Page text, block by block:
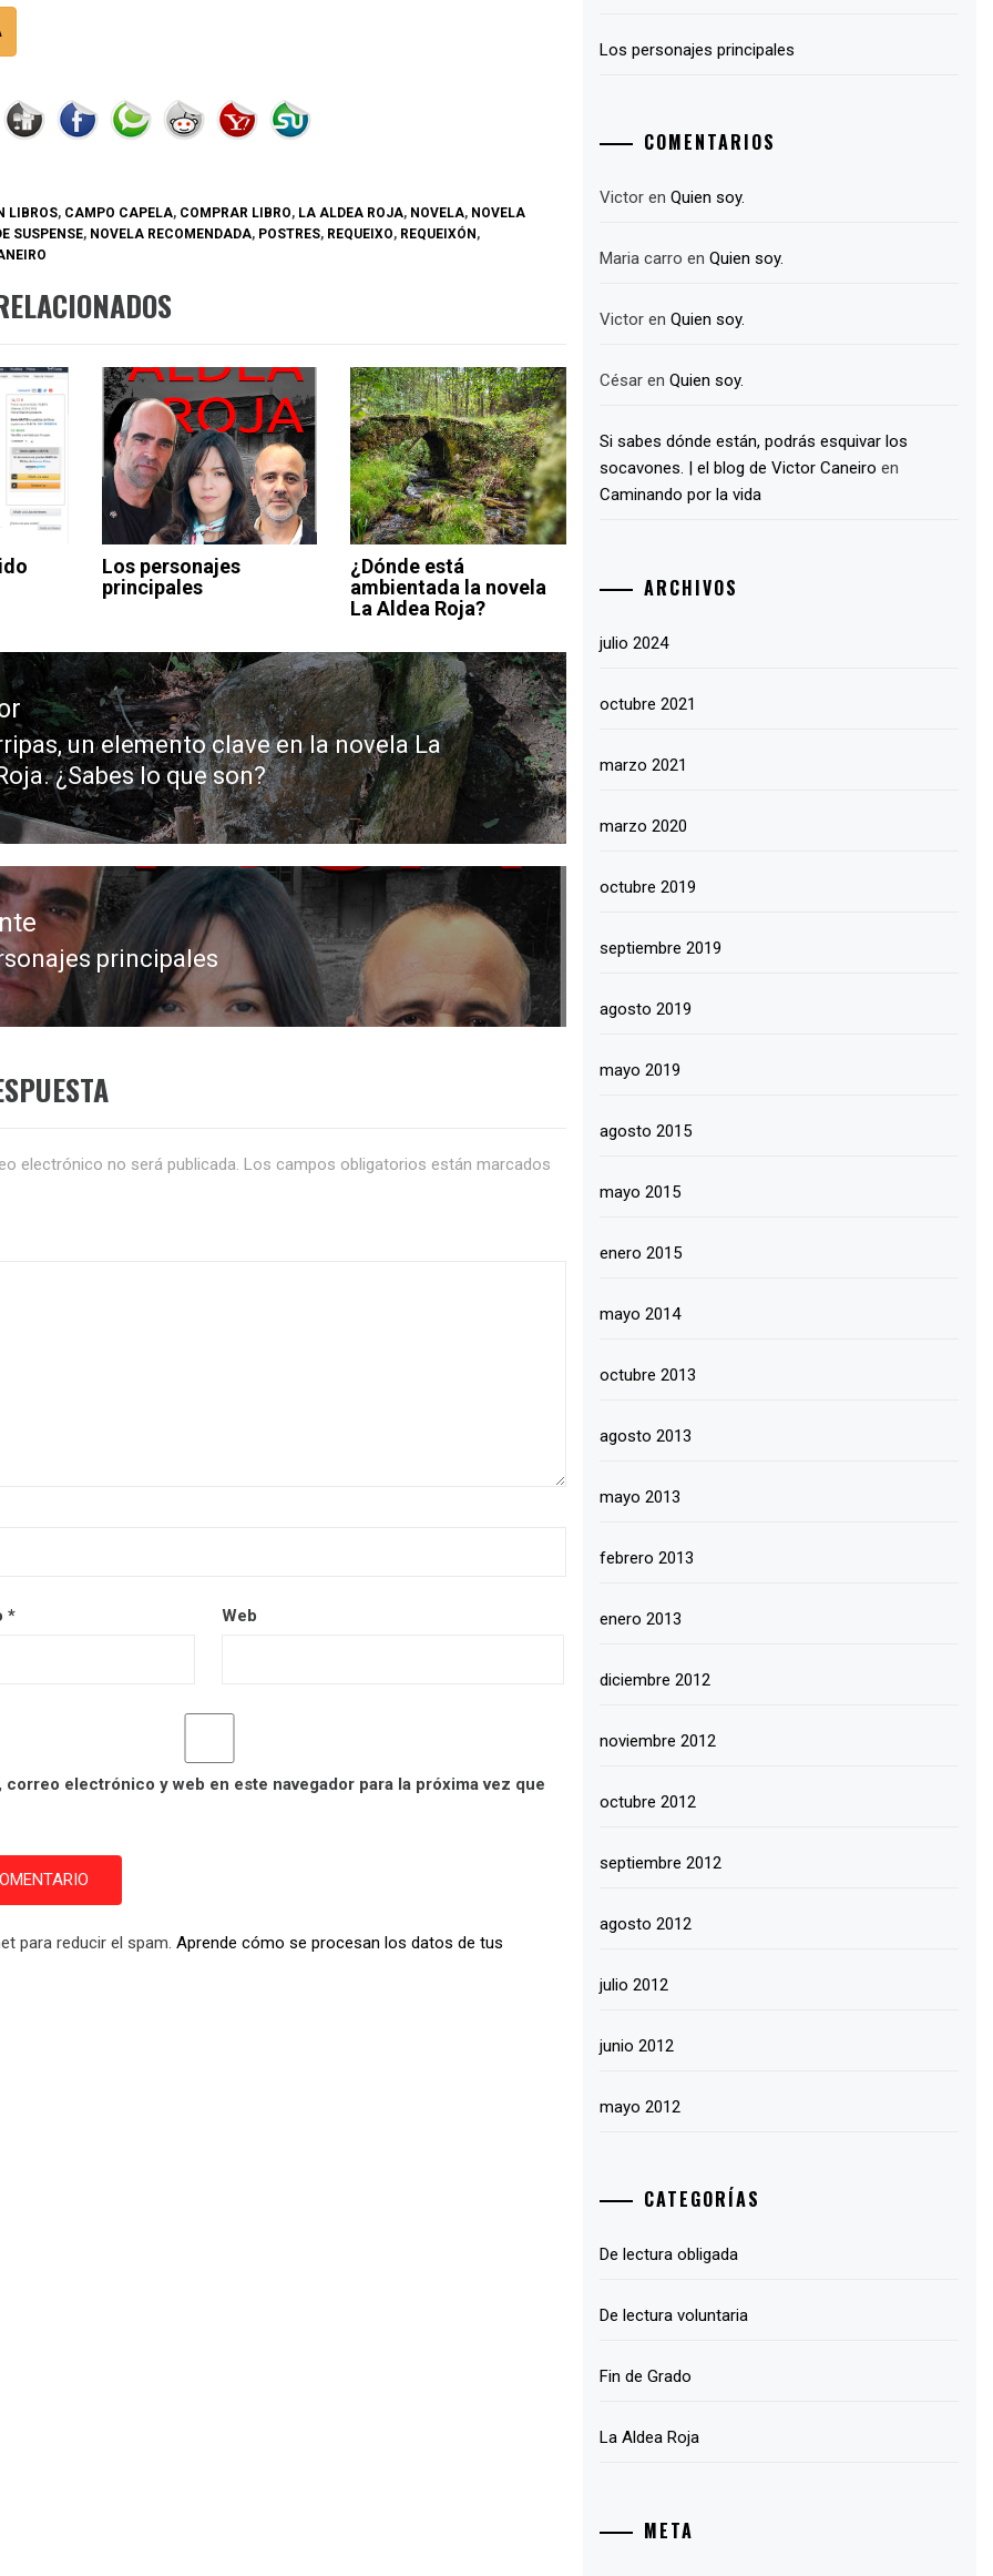
LIBROS, CAMPO CAPELA, COMPRAR LIBRO, LA ALDEA ROJA, NOVELA, NOVELA
SUSPENSE, NOVELA RECOMENDADA, POSTRES, REQUEIXO, REQUEIXÓN,
Los personajes
principales
¿Dónde está
ambientada la novela
La Aldea Roja?
un elemento clave en la novela La
¿Sabes lo que son?
principales
electrónico no será publicada. Los campos obligatorios están marcados
* Web
correo electrónico y web en este navegador para la próxima vez que
para reducir el spam. Aprende cómo se procesan los datos de tus
Los personajes principales
COMENTARIOS
Victor enQuien soy.
Maria carro enQuien soy.
Victor enQuien soy.
César enQuien soy.
Si sabes dónde están, podrás esquivar los
socavones. | el blog de Victor Caneiro en
Caminando por la vida
ARCHIVOS
julio 2024
octubre 2021
marzo 2021
marzo 2020
octubre 2019
septiembre 2019
agosto 2019
mayo 2019
agosto 2015
mayo 2015
enero 2015
mayo 2014
octubre 2013
agosto 2013
mayo 2013
febrero 2013
enero 2013
diciembre 2012
noviembre 2012
octubre 2012
septiembre 2012
agosto 2012
julio 2012
junio 2012
mayo 2012
CATEGORÍAS
De lectura obligada
De lectura voluntaria
Fin de Grado
La Aldea Roja
META